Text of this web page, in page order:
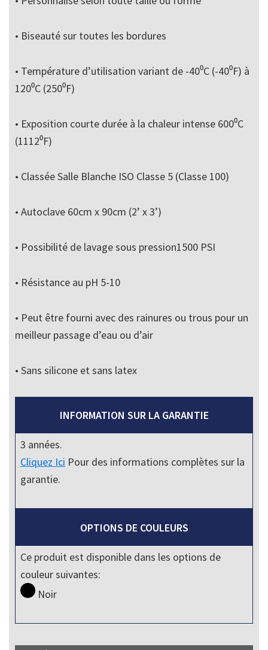
• Biseauté sur toutes les bordures
• Température d’utilisation variant de -40⁰C (-40⁰F) à
120⁰C (250⁰F)
• Exposition courte durée à la chaleur intense 600⁰C
(1112⁰F)
• Classée Salle Blanche ISO Classe 5 (Classe 100)
• Autoclave 60cm x 90cm (2’ x 3’)
• Possibilité de lavage sous pression1500 PSI
• Résistance au pH 5-10
• Peut être fourni avec des rainures ou trous pour un
meilleur passage d’eau ou d’air
• Sans silicone et sans latex
INFORMATION SUR LA GARANTIE
3 années.
Cliquez Ici Pour des informations complètes sur la
garantie.
OPTIONS DE COULEURS
Ce produit est disponible dans les options de
couleur suivantes:
Noir